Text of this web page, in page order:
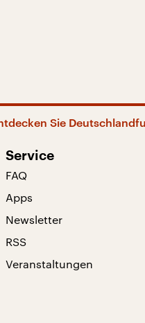
Sie
Service
FAQ
Apps
Newsletter
RSS
Veranstaltungen